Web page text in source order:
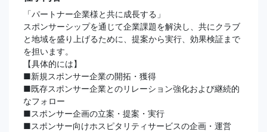
「パートナー企業様と共に成長する」
スポンサーシップを通じて企業課題を解決し、共にクラブ
と地域を盛り上げるために、提案から実行、効果検証まで
を担います。
【具体的には】
■新規スポンサー企業の開拓・獲得
■既存スポンサー企業とのリレーション強化および継続的
なフォロー
■スポンサー企画の立案・提案・実行
■スポンサー向けホスピタリティサービスの企画・運営